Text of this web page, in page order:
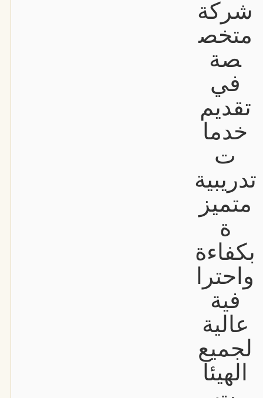
شركة
متخص
صة
في
تقديم
خدما
ت
تدريبية
متميز
ة
بكفاءة
واحترا
فية
عالية
لجميع
الهيئا